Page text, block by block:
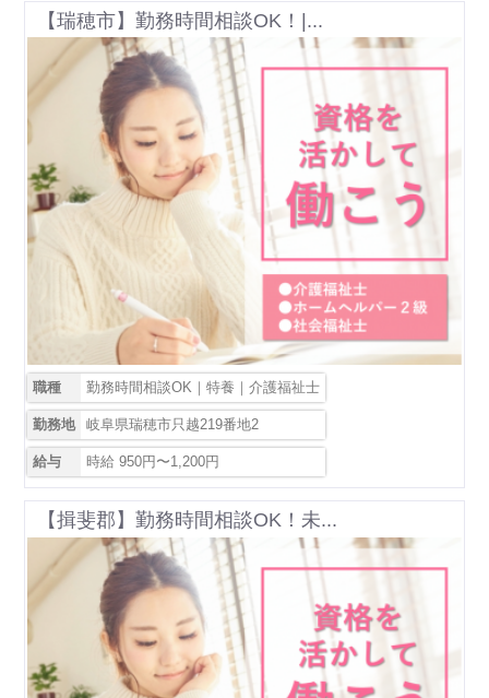
【瑞穂市】勤務時間相談OK！|...
職種 勤務時間相談OK｜特養｜介護福祉士
勤務地 岐阜県瑞穂市只越219番地2
給与 時給 950円〜1,200円
【揖斐郡】勤務時間相談OK！未...